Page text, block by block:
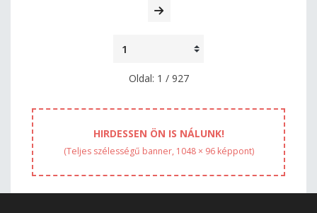
Oldal: 1 / 927
HIRDESSEN ÖN IS NÁLUNK!
(Teljes szélességű banner, 1048 × 96 képpont)